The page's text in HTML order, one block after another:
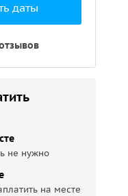
даты
не нужно
на месте